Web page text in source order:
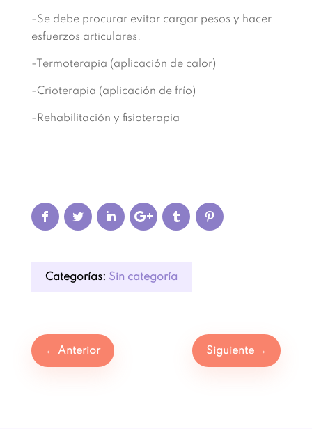
-Se debe procurar evitar cargar pesos y hacer
esfuerzos articulares.
-Termoterapia (aplicación de calor)
-Crioterapia (aplicación de frío)
-Rehabilitación y fisioterapia
Categorías: Sin categoría
← Anterior Siguiente →